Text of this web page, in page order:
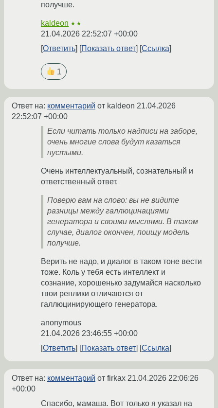
получше.
kaldeon ★★
21.04.2026 22:52:07 +00:00
Ответить
Показать ответ Ссылка
1
Ответ на: комментарий от kaldeon 21.04.2026
22:52:07 +00:00
Если читать только надписи на заборе,
очень многие слова будут казаться
пустыми.
Очень интеллектуальный, сознательный и
ответственный ответ.
Поверю вам на слово: вы не видите
разницы между галлюцинациями
генератора и своими мыслями. В таком
случае, диалог окончен, поищу модель
получше.
Верить не надо, и диалог в таком тоне вести
тоже. Коль у тебя есть интеллект и
сознание, хорошенько задумайся насколько
твои реплики отличаются от
галлюцинирующего генератора.
anonymous
21.04.2026 23:46:55 +00:00
Ответить
Показать ответ Ссылка
Ответ на: комментарий от firkax 21.04.2026 22:06:26
+00:00
Спасибо, мамаша. Вот только я указал на